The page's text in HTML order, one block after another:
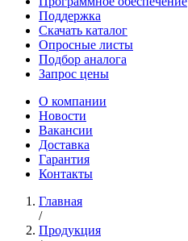
Поддержка
Скачать каталог
Опросные листы
Подбор аналога
Запрос цены
О компании
Новости
Вакансии
Доставка
Гарантия
Контакты
Главная
/
Продукция